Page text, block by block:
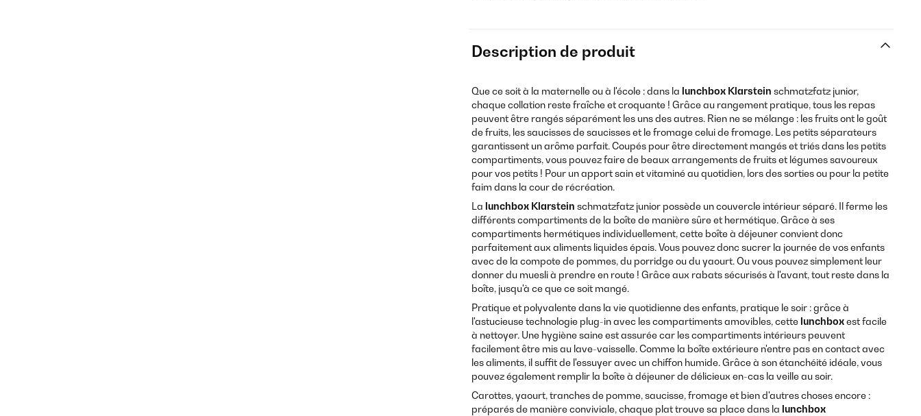
Description de produit
Que ce soit à la maternelle ou à l'école : dans la lunchbox Klarstein schmatzfatz junior,
chaque collation reste fraîche et croquante ! Grâce au rangement pratique, tous les repas
peuvent être rangés séparément les uns des autres. Rien ne se mélange : les fruits ont le goût
de fruits, les saucisses de saucisses et le fromage celui de fromage. Les petits séparateurs
garantissent un arôme parfait. Coupés pour être directement mangés et triés dans les petits
compartiments, vous pouvez faire de beaux arrangements de fruits et légumes savoureux
pour vos petits ! Pour un apport sain et vitaminé au quotidien, lors des sorties ou pour la petite
faim dans la cour de récréation.
La lunchbox Klarstein schmatzfatz junior possède un couvercle intérieur séparé. Il ferme les
différents compartiments de la boîte de manière sûre et hermétique. Grâce à ses
compartiments hermétiques individuellement, cette boîte à déjeuner convient donc
parfaitement aux aliments liquides épais. Vous pouvez donc sucrer la journée de vos enfants
avec de la compote de pommes, du porridge ou du yaourt. Ou vous pouvez simplement leur
donner du muesli à prendre en route ! Grâce aux rabats sécurisés à l'avant, tout reste dans la
boîte, jusqu'à ce que ce soit mangé.
Pratique et polyvalente dans la vie quotidienne des enfants, pratique le soir : grâce à
l'astucieuse technologie plug-in avec les compartiments amovibles, cette lunchboxest facile
à nettoyer. Une hygiène saine est assurée car les compartiments intérieurs peuvent
facilement être mis au lave-vaisselle. Comme la boîte extérieure n'entre pas en contact avec
les aliments, il suffit de l'essuyer avec un chiffon humide. Grâce à son étanchéité idéale, vous
pouvez également remplir la boîte à déjeuner de délicieux en-cas la veille au soir.
Carottes, yaourt, tranches de pomme, saucisse, fromage et bien d'autres choses encore :
préparés de manière conviviale, chaque plat trouve sa place dans la lunchbox